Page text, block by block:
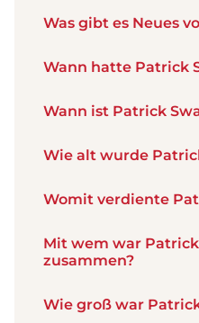
Was gibt es Neues
Wann hatte Patrick
Wann ist Patrick
Wie alt wurde
Womit verdiente
Mit wem war
zusammen?
Wie groß war